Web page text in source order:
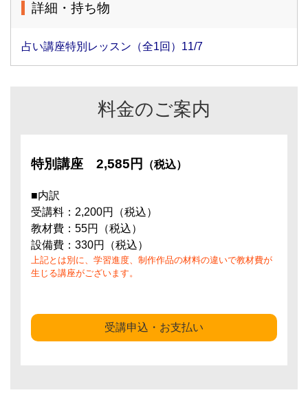
詳細・持ち物
占い講座特別レッスン（全1回）11/7
料金のご案内
特別講座 2,585円 （税込）
■内訳
受講料：2,200円（税込）
教材費：55円（税込）
設備費：330円（税込）
上記とは別に、学習進度、制作作品の材料の違いで教材費が
生じる講座がございます。
受講申込・お支払い